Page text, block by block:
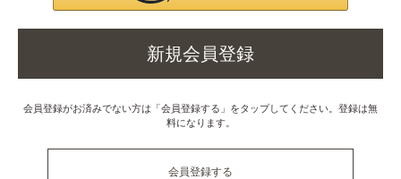
新規会員登録
会員登録がお済みでない方は「会員登録する」をタップしてください。登録は無
料になります。
会員登録する